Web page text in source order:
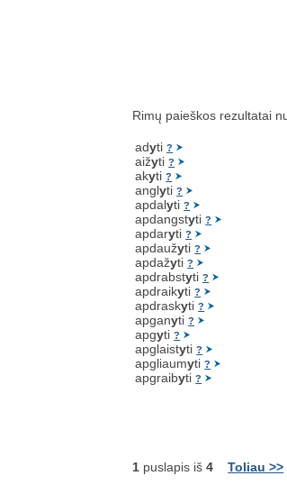
Rimų paieškos rezultatai
adyti?
aižyti?
akyti?
anglyti?
apdalyti?
apdangstyti?
apdaryti?
apdaužyti?
apdažyti?
apdrabstyti?
apdraikyti?
apdraskyti?
apganyti?
apgyti?
apglaistyti?
apgliaumyti?
apgraibyti?
1 puslapis iš4 Toliau >>